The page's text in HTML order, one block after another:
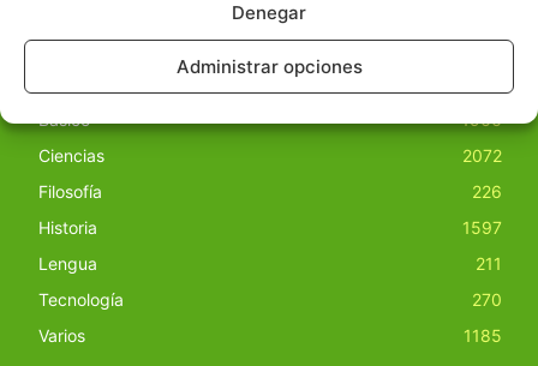
Denegar
Administrar opciones
Básico
1966
Ciencias
2072
Filosofía
226
Historia
1597
Lengua
211
Tecnología
270
Varios
1185